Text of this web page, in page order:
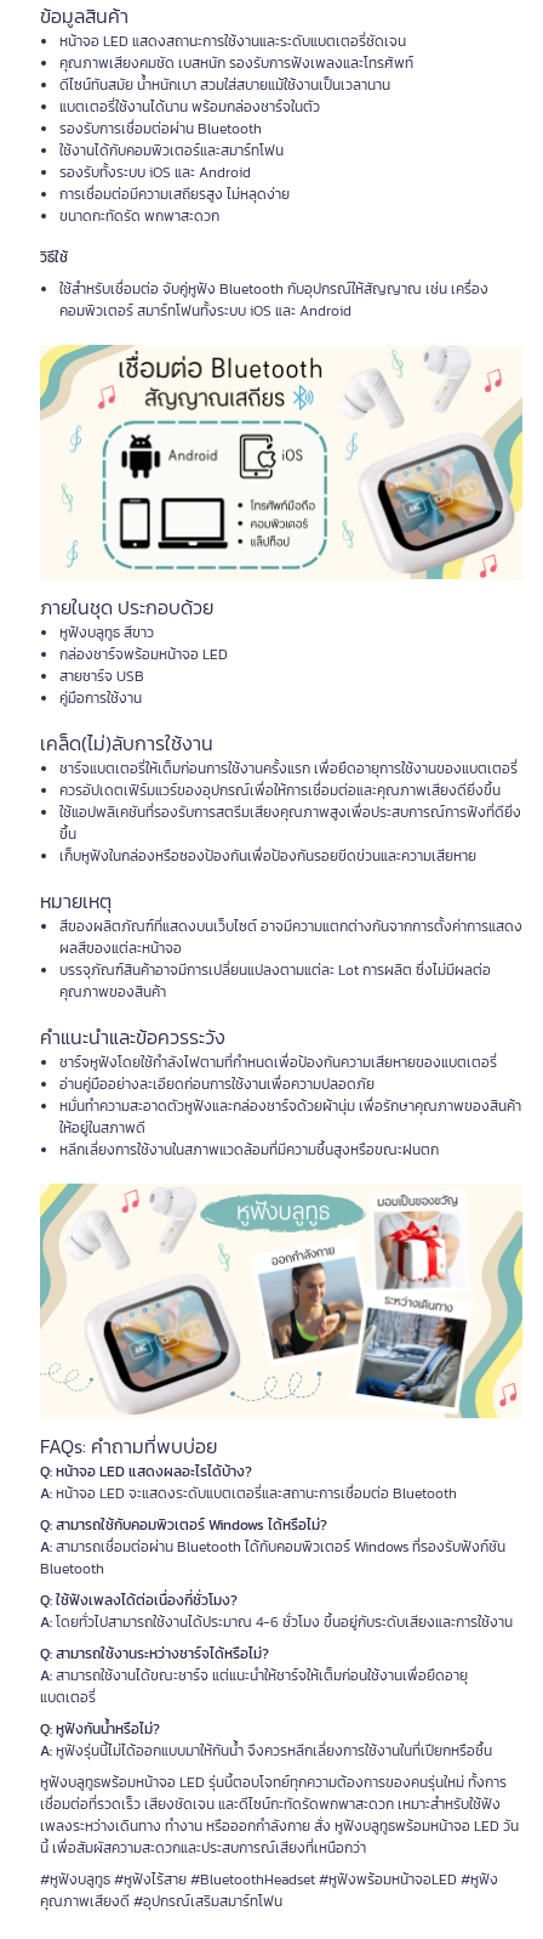
ข้อมูลสินค้า
หน้าจอ LED แสดงสถานะการใช้งานและระดับแบตเตอรี่ชัดเจน
คุณภาพเสียงคมชัด เบสหนัก รองรับการฟังเพลงและโทรศัพท์
ดีไซน์ทันสมัย น้ำหนักเบา สวมใส่สบายแม้ใช้งานเป็นเวลานาน
แบตเตอรี่ใช้งานได้นาน พร้อมกล่องชาร์จในตัว
รองรับการเชื่อมต่อผ่าน Bluetooth
ใช้งานได้กับคอมพิวเตอร์และสมาร์ทโฟน
รองรับทั้งระบบ iOS และ Android
การเชื่อมต่อมีความเสถียรสูง ไม่หลุดง่าย
ขนาดกะทัดรัด พกพาสะดวก
วิธีใช้
ใช้สำหรับเชื่อมต่อ จับคู่หูฟัง Bluetooth กับอุปกรณ์ให้สัญญาณ เช่น เครื่อง
คอมพิวเตอร์ สมาร์ทโฟนทั้งระบบ iOS และ Android
ภายในชุด ประกอบด้วย
หูฟังบลูทูธ สีขาว
กล่องชาร์จพร้อมหน้าจอ LED
สายชาร์จ USB
คู่มือการใช้งาน
เคล็ด(ไม่)ลับการใช้งาน
ชาร์จแบตเตอรี่ให้เต็มก่อนการใช้งานครั้งแรก เพื่อยืดอายุการใช้งานของแบตเตอรี่
ควรอัปเดตเฟิร์มแวร์ของอุปกรณ์เพื่อให้การเชื่อมต่อและคุณภาพเสียงดียิ่งขึ้น
ใช้แอปพลิเคชันที่รองรับการสตรีมเสียงคุณภาพสูงเพื่อประสบการณ์การฟังที่ดียิ่ง
ขึ้น
เก็บหูฟังในกล่องหรือซองป้องกันเพื่อป้องกันรอยขีดข่วนและความเสียหาย
หมายเหตุ
สีของผลิตภัณฑ์ที่แสดงบนเว็บไซต์ อาจมีความแตกต่างกันจากการตั้งค่าการแสดง
ผลสีของแต่ละหน้าจอ
บรรจุภัณฑ์สินค้าอาจมีการเปลี่ยนแปลงตามแต่ละ Lot การผลิต ซึ่งไม่มีผลต่อ
คุณภาพของสินค้า
คำแนะนำและข้อควรระวัง
ชาร์จหูฟังโดยใช้กำลังไฟตามที่กำหนดเพื่อป้องกันความเสียหายของแบตเตอรี่
อ่านคู่มืออย่างละเอียดก่อนการใช้งานเพื่อความปลอดภัย
หมั่นทำความสะอาดตัวหูฟังและกล่องชาร์จด้วยผ้านุ่ม เพื่อรักษาคุณภาพของสินค้า
ให้อยู่ในสภาพดี
หลีกเลี่ยงการใช้งานในสภาพแวดล้อมที่มีความชื้นสูงหรือขณะฝนตก
FAQs: คำถามที่พบบ่อย
Q: หน้าจอ LED แสดงผลอะไรได้บ้าง?
A:หน้าจอ LED จะแสดงระดับแบตเตอรี่และสถานะการเชื่อมต่อ Bluetooth
Q: สามารถใช้กับคอมพิวเตอร์ Windows ได้หรือไม่?
A:สามารถเชื่อมต่อผ่าน Bluetooth ได้กับคอมพิวเตอร์ Windows ที่รองรับฟังก์ชัน
Bluetooth
Q: ใช้ฟังเพลงได้ต่อเนื่องกี่ชั่วโมง?
A:โดยทั่วไปสามารถใช้งานได้ประมาณ 4-6 ชั่วโมง ขึ้นอยู่กับระดับเสียงและการใช้งาน
Q: สามารถใช้งานระหว่างชาร์จได้หรือไม่?
A:สามารถใช้งานได้ขณะชาร์จ แต่แนะนำให้ชาร์จให้เต็มก่อนใช้งานเพื่อยืดอายุ
แบตเตอรี่
Q: หูฟังกันน้ำหรือไม่?
A:หูฟังรุ่นนี้ไม่ได้ออกแบบมาให้กันน้ำ จึงควรหลีกเลี่ยงการใช้งานในที่เปียกหรือชื้น
หูฟังบลูทูธพร้อมหน้าจอ LED รุ่นนี้ตอบโจทย์ทุกความต้องการของคนรุ่นใหม่ ทั้งการ
เชื่อมต่อที่รวดเร็ว เสียงชัดเจน และดีไซน์กะทัดรัดพกพาสะดวก เหมาะสำหรับใช้ฟัง
เพลงระหว่างเดินทาง ทำงาน หรือออกกำลังกาย สั่ง หูฟังบลูทูธพร้อมหน้าจอ LED วัน
นี้ เพื่อสัมผัสความสะดวกและประสบการณ์เสียงที่เหนือกว่า
#หูฟังบลูทูธ #หูฟังไร้สาย #BluetoothHeadset #หูฟังพร้อมหน้าจอLED #หูฟัง
คุณภาพเสียงดี #อุปกรณ์เสริมสมาร์ทโฟน